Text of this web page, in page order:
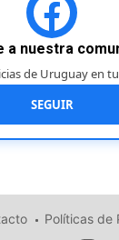
a nuestra
de Uruguay en
SEGUIR
Políticas de